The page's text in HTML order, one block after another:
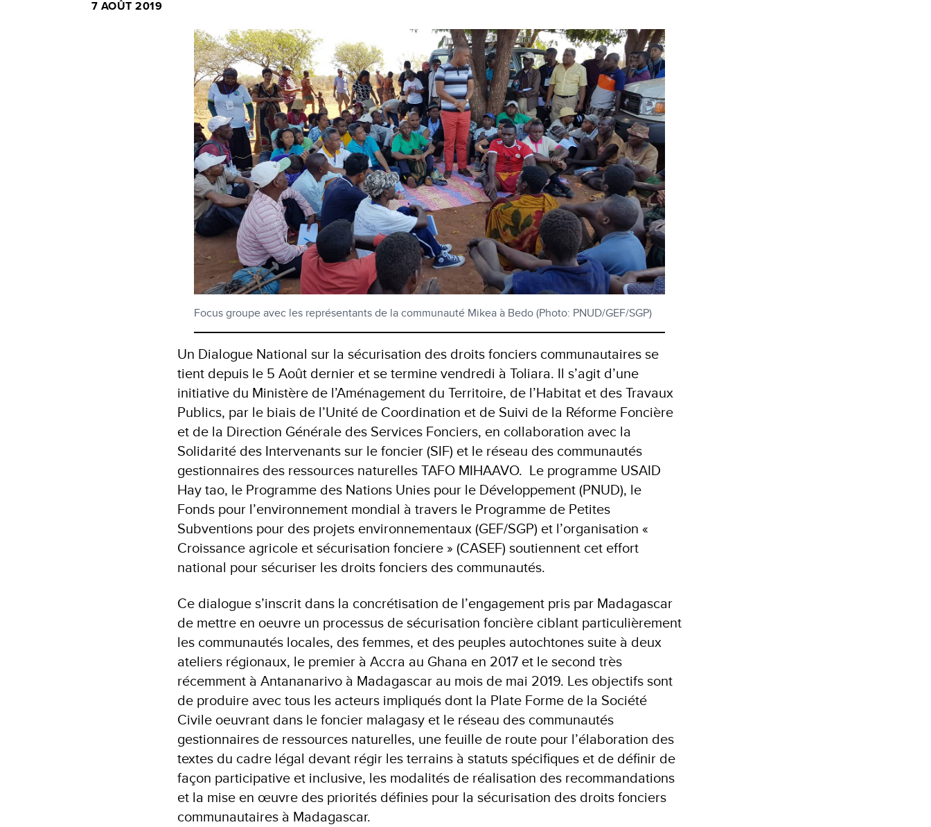
7 AOÛT 2019
Focus groupe avec les représentants de la communauté Mikea à Bedo (Photo: PNUD/GEF/SGP)
Un Dialogue National sur la sécurisation des droits fonciers communautaires se
tient depuis le 5 Août dernier et se termine vendredi à Toliara. Il s’agit d’une
initiative du Ministère de l’Aménagement du Territoire, de l’Habitat et des Travaux
Publics, par le biais de l’Unité de Coordination et de Suivi de la Réforme Foncière
et de la Direction Générale des Services Fonciers, en collaboration avec la
Solidarité des Intervenants sur le foncier (SIF) et le réseau des communautés
gestionnaires des ressources naturelles TAFO MIHAAVO. Le programme USAID
Hay tao, le Programme des Nations Unies pour le Développement (PNUD), le
Fonds pour l’environnement mondial à travers le Programme de Petites
Subventions pour des projets environnementaux (GEF/SGP) et l’organisation «
Croissance agricole et sécurisation fonciere » (CASEF) soutiennent cet effort
national pour sécuriser les droits fonciers des communautés.
Ce dialogue s’inscrit dans la concrétisation de l’engagement pris par Madagascar
de mettre en oeuvre un processus de sécurisation foncière ciblant particulièrement
les communautés locales, des femmes, et des peuples autochtones suite à deux
ateliers régionaux, le premier à Accra au Ghana en 2017 et le second très
récemment à Antananarivo à Madagascar au mois de mai 2019. Les objectifs sont
de produire avec tous les acteurs impliqués dont la Plate Forme de la Société
Civile oeuvrant dans le foncier malagasy et le réseau des communautés
gestionnaires de ressources naturelles, une feuille de route pour l’élaboration des
textes du cadre légal devant régir les terrains à statuts spécifiques et de définir de
façon participative et inclusive, les modalités de réalisation des recommandations
et la mise en œuvre des priorités définies pour la sécurisation des droits fonciers
communautaires à Madagascar.